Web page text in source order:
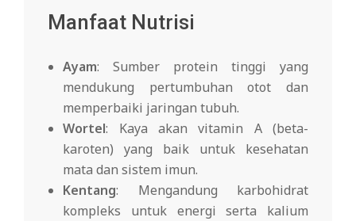
Manfaat Nutrisi
Ayam: Sumber protein tinggi yang
mendukung pertumbuhan otot dan
memperbaiki jaringan tubuh.
Wortel: Kaya akan vitamin A (beta-
karoten) yang baik untuk kesehatan
mata dan sistem imun.
Kentang: Mengandung karbohidrat
kompleks untuk energi serta kalium